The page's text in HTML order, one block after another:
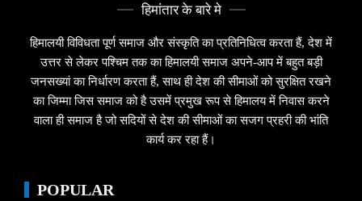
हिमांतार के बारे मे
हिमालयी विविधता पूर्ण समाज और संस्कृति का प्रतिनिधित्व करता हैं, देश में
उत्तर से लेकर पश्चिम तक का हिमालयी समाज अपने-आप में बहुत बड़ी
जनसख्यां का निर्धारण करता हैं, साथ ही देश की सीमाओं को सुरक्षित रखने
का जिम्मा जिस समाज को है उसमें प्रमुख रूप से हिमालय में निवास करने
वाला ही समाज है जो सदियों से देश की सीमाओं का सजग प्रहरी की भांति
कार्य कर रहा हैं।
POPULAR